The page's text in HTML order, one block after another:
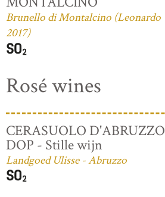
Brunello di Montalcino (Leonardo
2017)
Rosé wines
CERASUOLO D'ABRUZZO
DOP - Stille wijn
Landgoed Ulisse - Abruzzo